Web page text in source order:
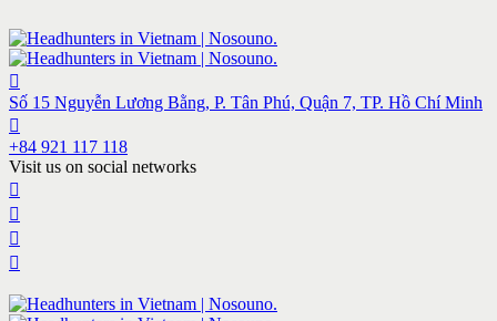
Số 15 Nguyễn Lương Bằng, P. Tân Phú, Quận 7, TP. Hồ Chí Minh
+84 921 117 118
Visit us on social networks